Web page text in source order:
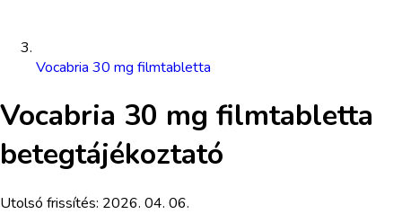
Vocabria 30 mg filmtabletta
Vocabria 30 mg filmtabletta
betegtájékoztató
Utolsó frissítés: 2026. 04. 06.